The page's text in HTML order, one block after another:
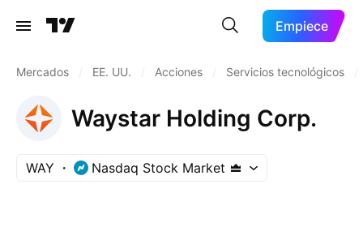
Empiece
Mercados EE. UU. Acciones Servicios tecnológicos
Waystar Holding Corp.
WAY Nasdaq Stock Market